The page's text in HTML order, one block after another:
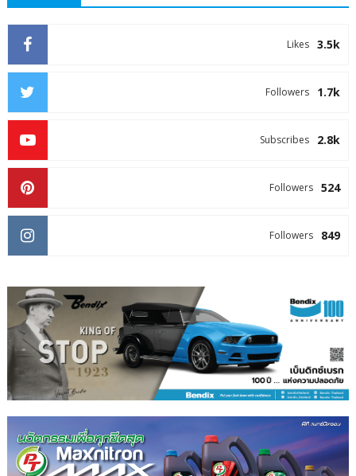
3.5k
Likes
1.7k
Followers
2.8k
Subscribes
524
Followers
849
Followers